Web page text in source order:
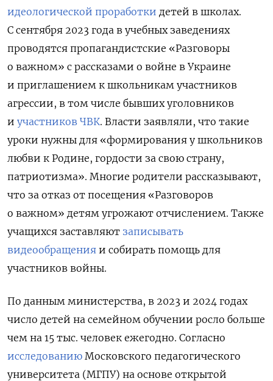
идеологической проработки детей в школах.
С сентября 2023 года в учебных заведениях
проводятся пропагандистские «Разговоры
о важном» с рассказами о войне в Украине
и приглашением к школьникам участников
агрессии, в том числе бывших уголовников
и участников ЧВК. Власти заявляли, что такие
уроки нужны для «формирования у школьников
любви к Родине, гордости за свою страну,
патриотизма». Многие родители рассказывают,
что за отказ от посещения «Разговоров
о важном» детям угрожают отчислением. Также
учащихся заставляют записывать
видеообращения и собирать помощь для
участников войны.
По данным министерства, в 2023 и 2024 годах
число детей на семейном обучении росло больше
чем на 15 тыс. человек ежегодно. Согласно
исследованию Московского педагогического
университета (МГПУ) на основе открытой